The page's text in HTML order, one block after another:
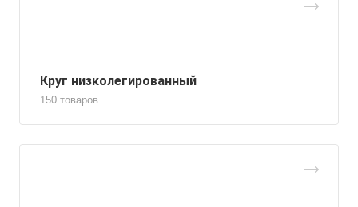
Круг низколегированный
150 товаров